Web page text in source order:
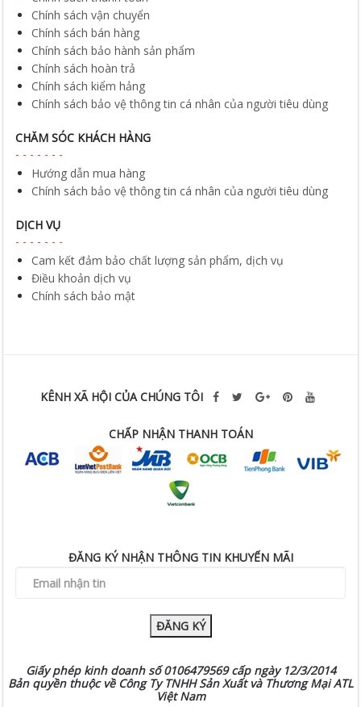
Chính sách vận chuyển
Chính sách bán hàng
Chính sách bảo hành sản phẩm
Chính sách hoàn trả
Chính sách kiểm hảng
Chính sách bảo vệ thông tin cá nhân của người tiêu dùng
CHĂM SÓC KHÁCH HÀNG
Hướng dẫn mua hàng
Chính sách bảo vệ thông tin cá nhân của người tiêu dùng
DỊCH VỤ
Cam kết đảm bảo chất lượng sản phẩm, dịch vụ
Điều khoản dịch vụ
Chính sách bảo mật
KÊNH XÃ HỘI CỦA CHÚNG TÔI
CHẤP NHẬN THANH TOÁN
ĐĂNG KÝ NHẬN THÔNG TIN KHUYẾN MÃI
ĐĂNG KÝ
Giấy phép kinh doanh số 0106479569 cấp ngày 12/3/2014
Bản quyền thuộc về Công Ty TNHH Sản Xuất và Thương Mại ATL
Việt Nam